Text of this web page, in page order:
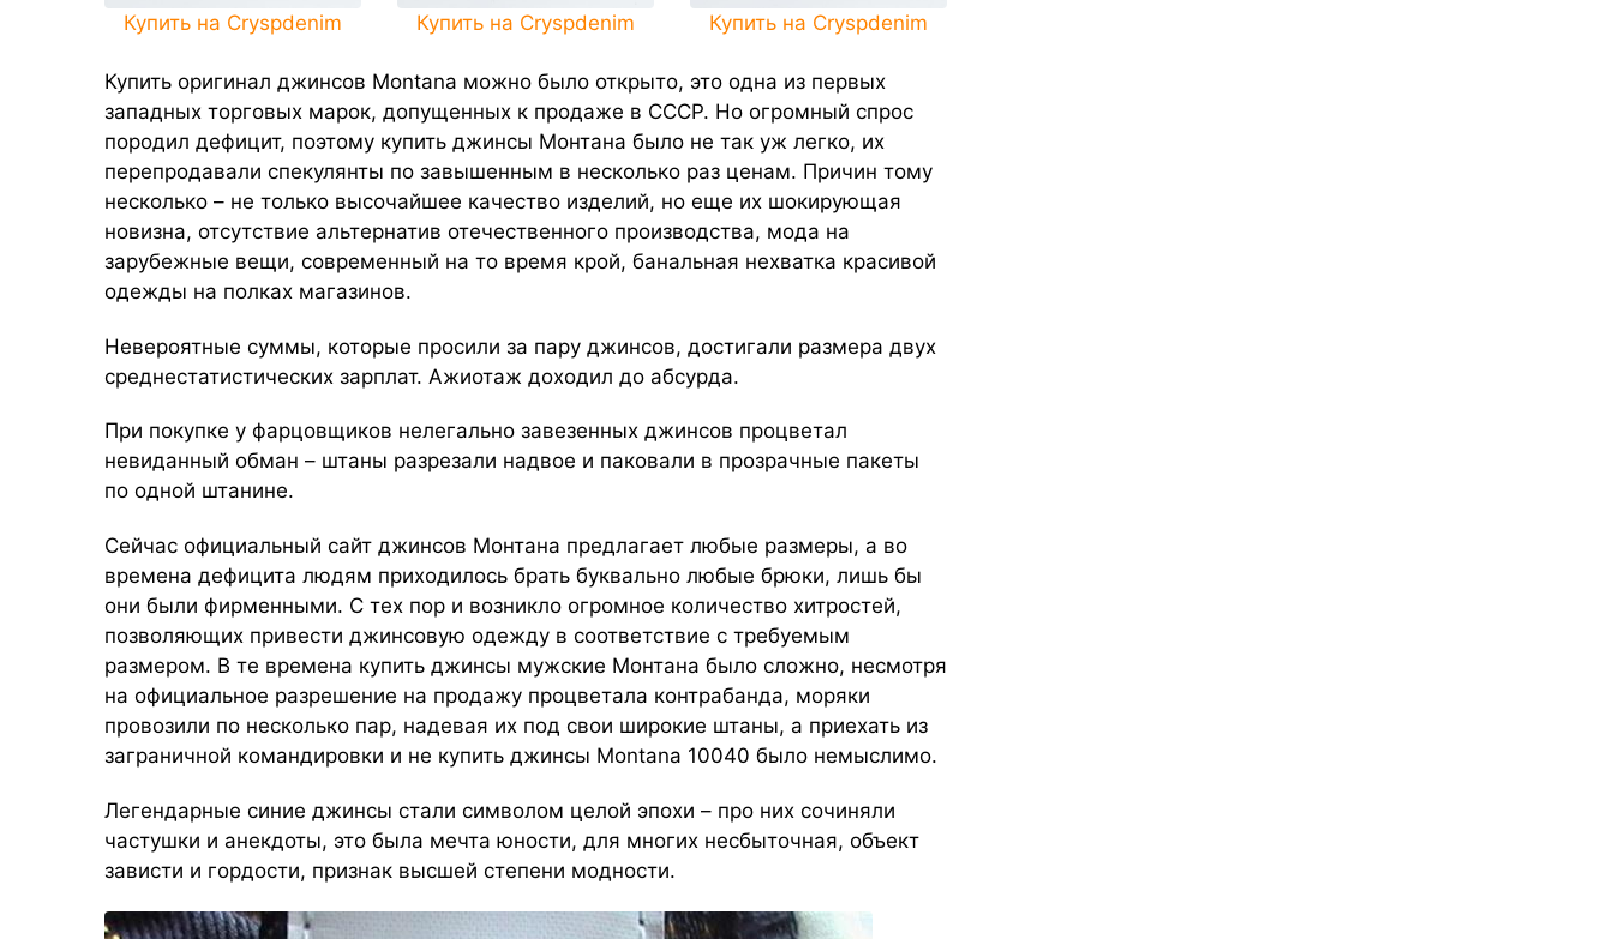
Купить на Cryspdenim Купить на Cryspdenim Купить на Cryspdenim
Купить оригинал джинсов Montana можно было открыто, это одна из первых
западных торговых марок, допущенных к продаже в СССР. Но огромный спрос
породил дефицит, поэтому купить джинсы Монтана было не так уж легко, их
перепродавали спекулянты по завышенным в несколько раз ценам. Причин тому
несколько – не только высочайшее качество изделий, но еще их шокирующая
новизна, отсутствие альтернатив отечественного производства, мода на
зарубежные вещи, современный на то время крой, банальная нехватка красивой
одежды на полках магазинов.
Невероятные суммы, которые просили за пару джинсов, достигали размера двух
среднестатистических зарплат. Ажиотаж доходил до абсурда.
При покупке у фарцовщиков нелегально завезенных джинсов процветал
невиданный обман – штаны разрезали надвое и паковали в прозрачные пакеты
по одной штанине.
Сейчас официальный сайт джинсов Монтана предлагает любые размеры, а во
времена дефицита людям приходилось брать буквально любые брюки, лишь бы
они были фирменными. С тех пор и возникло огромное количество хитростей,
позволяющих привести джинсовую одежду в соответствие с требуемым
размером. В те времена купить джинсы мужские Монтана было сложно, несмотря
на официальное разрешение на продажу процветала контрабанда, моряки
провозили по несколько пар, надевая их под свои широкие штаны, а приехать из
заграничной командировки и не купить джинсы Montana 10040 было немыслимо.
Легендарные синие джинсы стали символом целой эпохи – про них сочиняли
частушки и анекдоты, это была мечта юности, для многих несбыточная, объект
зависти и гордости, признак высшей степени модности.